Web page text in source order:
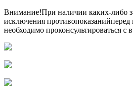
Внимание!При наличии каких-либо
исключения
необходимо проконсультироваться с